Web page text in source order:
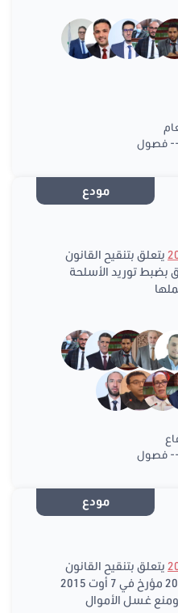
-- فصول
مودع
يتعلق بتنقيح القانون
1969 المتعلق بضبط توريد الأسلحة
-- فصول
مودع
يتعلق بتنقيح القانون
الأساسي عدد 26 لسنة 2015 مؤرخ في 7 أوت 2015
ومنع غسل الأموال